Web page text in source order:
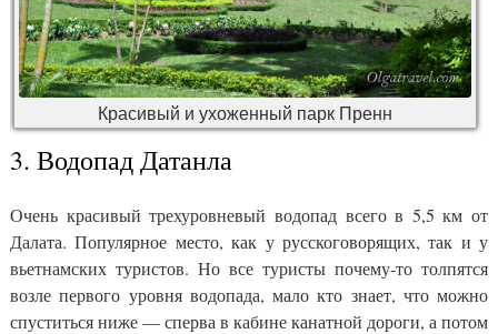
Красивый и ухоженный парк Пренн
3. Водопад Датанла
Очень красивый трехуровневый водопад всего в 5,5 км от
Далата. Популярное место, как у русскоговорящих, так и у
вьетнамских туристов. Но все туристы почему-то толпятся
возле первого уровня водопада, мало кто знает, что можно
спуститься ниже — сперва в кабине канатной дороги, а потом